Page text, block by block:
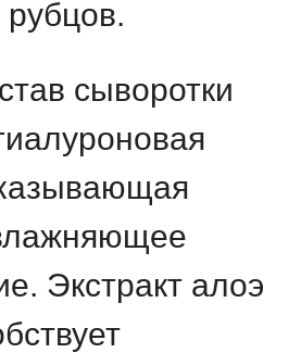
сыворотки
Экстракт алоэ